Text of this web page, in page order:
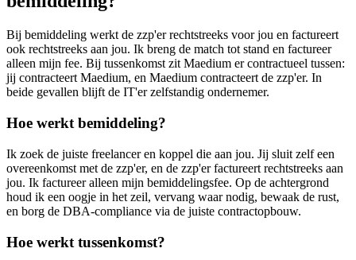
Bij bemiddeling werkt de zzp'er rechtstreeks voor jou en factureert
ook rechtstreeks aan jou. Ik breng de match tot stand en factureer
alleen mijn fee. Bij tussenkomst zit Maedium er contractueel tussen:
jij contracteert Maedium, en Maedium contracteert de zzp'er. In
beide gevallen blijft de IT'er zelfstandig ondernemer.
Hoe werkt bemiddeling?
Ik zoek de juiste freelancer en koppel die aan jou. Jij sluit zelf een
overeenkomst met de zzp'er, en de zzp'er factureert rechtstreeks aan
jou. Ik factureer alleen mijn bemiddelingsfee. Op de achtergrond
houd ik een oogje in het zeil, vervang waar nodig, bewaak de rust,
en borg de DBA-compliance via de juiste contractopbouw.
Hoe werkt tussenkomst?